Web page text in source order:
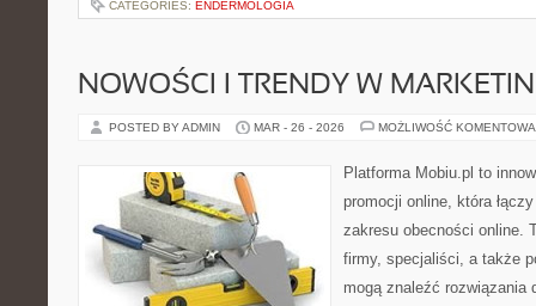
CATEGORIES: ENDERMOLOGIA
NOWOŚCI I TRENDY W
POSTED BY ADMIN MAR - 26 - 2026 MOŻLIWOŚĆ
Platforma Mobiu.pl to
promocji online, która
zakresu obecności online.
firmy, specjaliści, a także
mogą znaleźć rozwiązania